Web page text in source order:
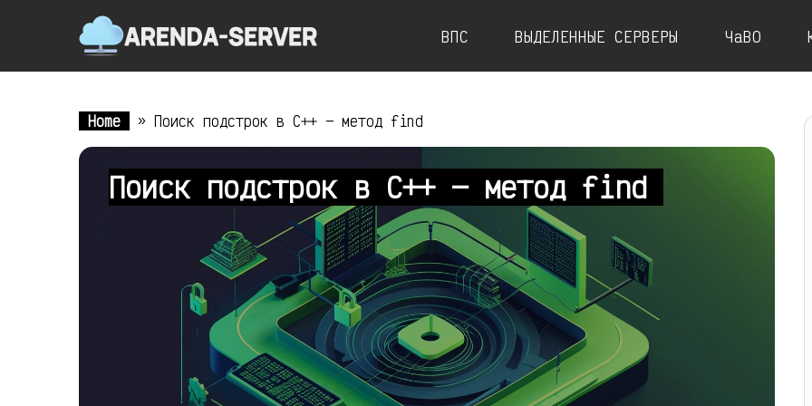
ВПС ВЫДЕЛЕННЫЕ СЕРВЕРЫ ЧаВО
Home » Поиск подстрок в C++ — метод find
Поиск подстрок в C++ — метод find